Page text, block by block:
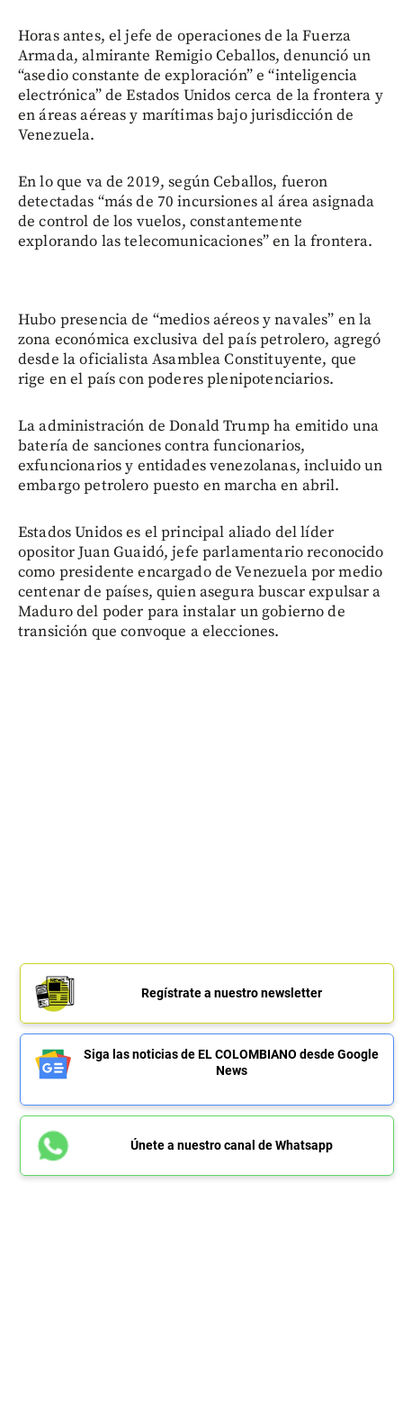
Horas antes, el jefe de operaciones de la Fuerza
Armada, almirante Remigio Ceballos, denunció un
“asedio constante de exploración” e “inteligencia
electrónica” de Estados Unidos cerca de la frontera y
en áreas aéreas y marítimas bajo jurisdicción de
Venezuela.
En lo que va de 2019, según Ceballos, fueron
detectadas “más de 70 incursiones al área asignada
de control de los vuelos, constantemente
explorando las telecomunicaciones” en la frontera.
Hubo presencia de “medios aéreos y navales” en la
zona económica exclusiva del país petrolero, agregó
desde la oficialista Asamblea Constituyente, que
rige en el país con poderes plenipotenciarios.
La administración de Donald Trump ha emitido una
batería de sanciones contra funcionarios,
exfuncionarios y entidades venezolanas, incluido un
embargo petrolero puesto en marcha en abril.
Estados Unidos es el principal aliado del líder
opositor Juan Guaidó, jefe parlamentario reconocido
como presidente encargado de Venezuela por medio
centenar de países, quien asegura buscar expulsar a
Maduro del poder para instalar un gobierno de
transición que convoque a elecciones.
Regístrate a nuestro newsletter
Siga las noticias de EL COLOMBIANO desde Google
News
Únete a nuestro canal de Whatsapp